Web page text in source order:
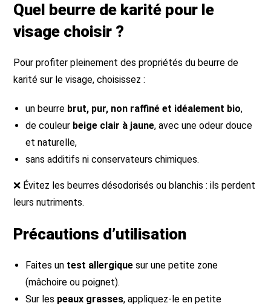
Quel beurre de karité pour le
visage choisir ?
Pour profiter pleinement des propriétés du beurre de
karité sur le visage, choisissez :
un beurre brut, pur, non raffiné et idéalement bio,
de couleur beige clair à jaune, avec une odeur douce
et naturelle,
sans additifs ni conservateurs chimiques.
❌ Évitez les beurres désodorisés ou blanchis : ils perdent
leurs nutriments.
Précautions d’utilisation
Faites un test allergique sur une petite zone
(mâchoire ou poignet).
Sur les peaux grasses, appliquez-le en petite